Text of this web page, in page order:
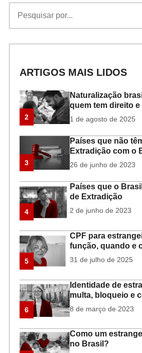
ARTIGOS MAIS LIDOS
2
Naturalização
quem tem direito
1 de agosto de 2025
3
Países que não
Extradição com o
26 de junho de 2023
4
Países que o
de Extradição
2 de junho de 2023
5
CPF para
função, quando e
31 de julho de 2025
6
Identidade de
multa, bloqueio e
8 de março de 2023
Como um
no Brasil?